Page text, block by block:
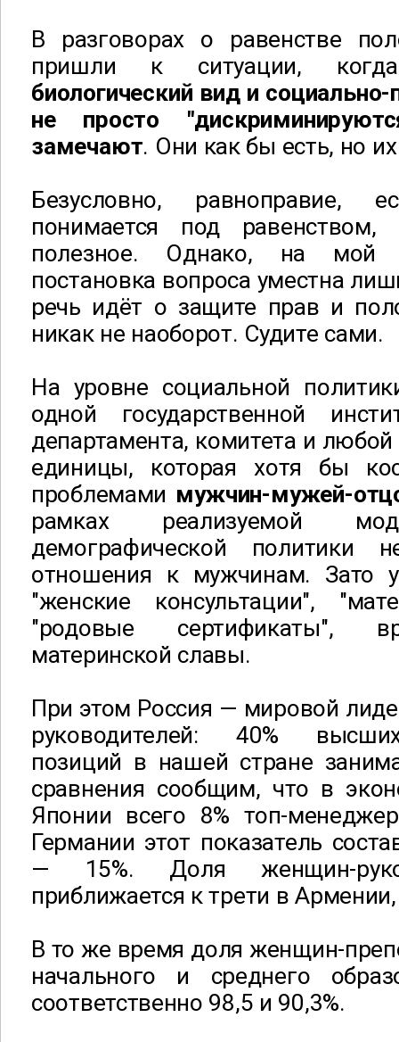
В разговорах о равенстве
пришли к ситуации,
биологический вид и
не просто
замечают. Они как бы есть, но
Безусловно, равноправие,
понимается под
полезное. Однако, на мой
постановка вопроса уместна
речь идёт о защите прав и
никак не наоборот. Судите сами.
На уровне социальной
одной государственной
департамента, комитета и любой
единицы, которая хотя бы
проблемами мужчин-мужей-
рамках реализуемой
демографической политики
отношения к мужчинам. Зато
"женские консультации",
"родовые сертификаты",
материнской славы.
При этом Россия — мировой
руководителей: 40%
позиций в нашей стране
сравнения сообщим, что в
Японии всего 8% топ-
Германии этот показатель
— 15%. Доля женщин-
приближается к трети в
В то же время доля женщин-
начального и среднего
соответственно 98,5 и 90,3%.